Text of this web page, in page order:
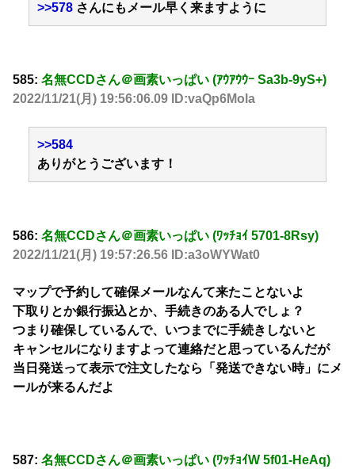
>>578 さんにもメール早く来ますように
585: 名無CCDさん＠画素いっぱい (ｱｳｱｳｳｰ Sa3b-9yS+)
2022/11/21(月) 19:56:06.09 ID:vaQp6Mola
>>584
ありがとうございます！
586: 名無CCDさん＠画素いっぱい (ﾜｯﾁｮｲ 5701-8Rsy)
2022/11/21(月) 19:57:26.56 ID:a3oWYWat0
マップで予約して確保メールなんて来たことないよ
下取りとか銀行振込とか、手続きのある人でしょ？
つまり確保しているんで、いつまでに手続きしないと
キャンセルになりますよって連絡だと思っているんだが
当日発送って表示で注文したなら「発送できない時」にメ
ールが来るんだよ
587: 名無CCDさん＠画素いっぱい (ﾜｯﾁｮｲW 5f01-HeAq)